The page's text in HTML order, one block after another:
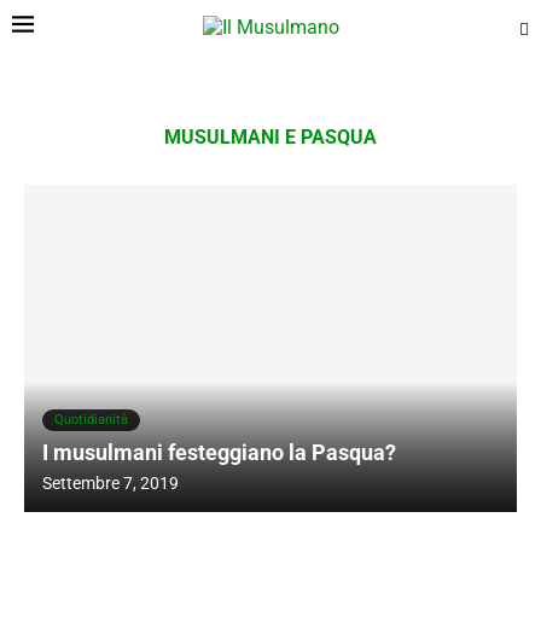
MUSULMANI E PASQUA
Quotidianità
I musulmani festeggiano la Pasqua?
Settembre 7, 2019